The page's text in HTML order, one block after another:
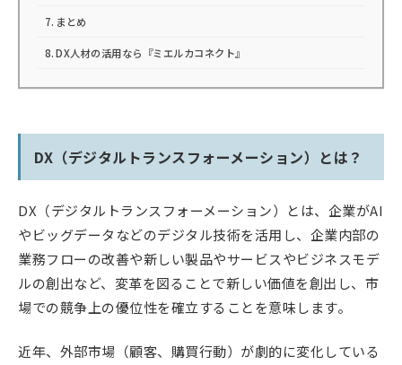
まとめ
DX人材の活用なら『ミエルカコネクト』
DX（デジタルトランスフォーメーション）とは？
DX（デジタルトランスフォーメーション）とは、企業がAI
やビッグデータなどのデジタル技術を活用し、企業内部の
業務フローの改善や新しい製品やサービスやビジネスモデ
ルの創出など、変革を図ることで新しい価値を創出し、市
場での競争上の優位性を確立することを意味します。
近年、外部市場（顧客、購買行動）が劇的に変化している